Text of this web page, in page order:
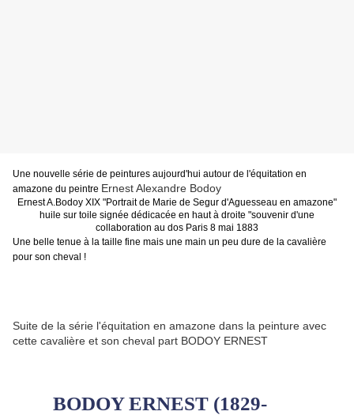
Une nouvelle série de peintures aujourd'hui autour de l'équitation en
amazone du peintre Ernest Alexandre Bodoy
Ernest A.Bodoy XIX "Portrait de Marie de Segur d'Aguesseau en amazone"
huile sur toile signée dédicacée en haut à droite "souvenir d'une
collaboration au dos Paris 8 mai 1883
Une belle tenue à la taille fine mais une main un peu dure de la cavalière
pour son cheval !
Suite de la série l'équitation en amazone dans la peinture avec
cette cavalière et son cheval part BODOY ERNEST
BODOY ERNEST (1829-